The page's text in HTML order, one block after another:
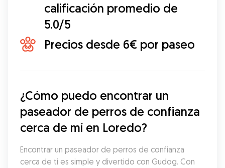
calificación promedio de
5.0/5
Precios desde 6€ por paseo
¿Cómo puedo encontrar un
paseador de perros de confianza
cerca de mí en Loredo?
Encontrar un paseador de perros de confianza
cerca de ti es simple y divertido con Gudog. Con